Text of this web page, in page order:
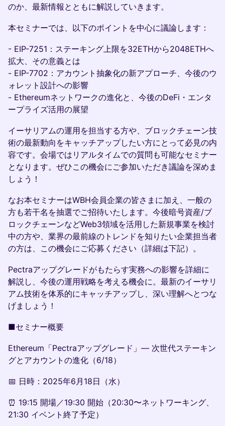
のか、最新情報とともに解説していきます。
​本セミナーでは、以下のポイントを中心に議論します：
​- EIP-7251：ステーキング上限を32ETHから2048ETHへ
拡大、その意義とは
​- EIP-7702：アカウント抽象化の新アプローチ、今後のウ
ォレット設計への影響
​- Ethereumネットワークの進化と、今後のDeFi・エンタ
ープライズ活用の展望
イーサリアムの運用を担当する方や、ブロックチェーン技
術の最新動向をキャッチアップしたい方にとって必見の内
容です。会場ではリアルタイムでの質問も可能なセミナー
となります。ぜひこの機会にご参加いただき議論を深めま
しょう！
なお本セミナーはWBH会員企業の皆さまに加え、一般の
方も若干名を抽選でご招待いたします。今後暗号資産/ブ
ロックチェーンなどWeb3領域を活用した新規事業を検討
中の方や、業界の最前線のトレンドを知りたい企業担当者
の方は、この機会にご応募ください（詳細は下記）。
​Pectraアップグレードがもたらす実務への影響を詳細に
解説し、今後の運用戦略を考える機会に。最新のイーサリ
アム技術を体系的にキャッチアップし、深い理解へとつな
げましょう！
■セミナー概要
​Ethereum「Pectraアップグレード」— 次世代ステーキン
グとアカウントの進化（6/18）
​📅 日時：2025年6月18日（水）
​⏰ 19:15 開場／19:30 開始（20:30〜ネットワーキング、
21:30 イベント終了予定）